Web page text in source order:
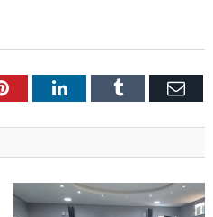
PinterestLinkedInTumblr